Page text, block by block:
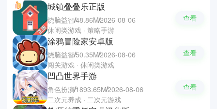
城镇叠叠乐正版
烧脑益智48.86M2026-08-06
休闲类游戏 · 策略手游
查看
涂鸦冒险家安卓版
烧脑益智50.35M2026-08-06
闯关游戏 · 休闲类游戏
查看
凹凸世界手游
角色扮演1893.65M2026-08-06
二次元养成 · 二次元游戏
查看